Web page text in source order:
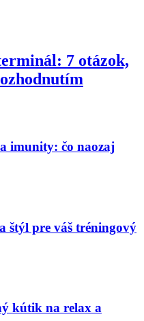
7 otázok,
imunity: čo naozaj
štýl pre váš tréningový
kútik na relax a